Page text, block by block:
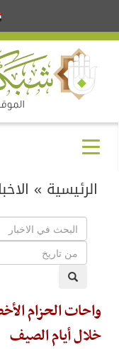
الرئيسية »
واحات الحزام
خلال أيام الصيف